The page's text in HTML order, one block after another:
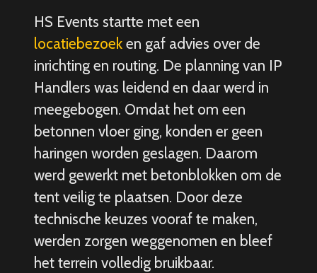
HS Events startte met een
locatiebezoek en gaf advies over de
inrichting en routing. De planning van IP
Handlers was leidend en daar werd in
meegebogen. Omdat het om een
betonnen vloer ging, konden er geen
haringen worden geslagen. Daarom
werd gewerkt met betonblokken om de
tent veilig te plaatsen. Door deze
technische keuzes vooraf te maken,
werden zorgen weggenomen en bleef
het terrein volledig bruikbaar.